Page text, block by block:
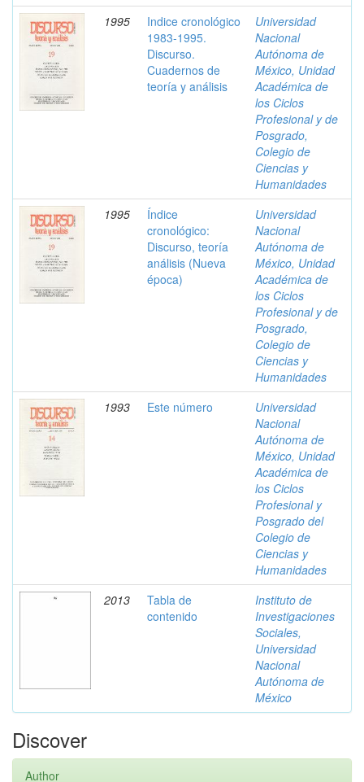
1995
Indice cronológico
1983-1995.
Discurso.
Cuadernos de
teoría y análisis
Universidad
Nacional
Autónoma de
México, Unidad
Académica de
los Ciclos
Profesional y de
Posgrado,
Colegio de
Ciencias y
Humanidades
1995
Índice
cronológico:
Discurso, teoría
análisis (Nueva
época)
Universidad
Nacional
Autónoma de
México, Unidad
Académica de
los Ciclos
Profesional y de
Posgrado,
Colegio de
Ciencias y
Humanidades
1993
Este número
Universidad
Nacional
Autónoma de
México, Unidad
Académica de
los Ciclos
Profesional y
Posgrado del
Colegio de
Ciencias y
Humanidades
2013
Tabla de
contenido
Instituto de
Investigaciones
Sociales,
Universidad
Nacional
Autónoma de
México
Discover
Author